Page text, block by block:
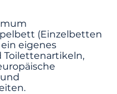
(Einzelbetten
eigenes
Toilettenartikeln,